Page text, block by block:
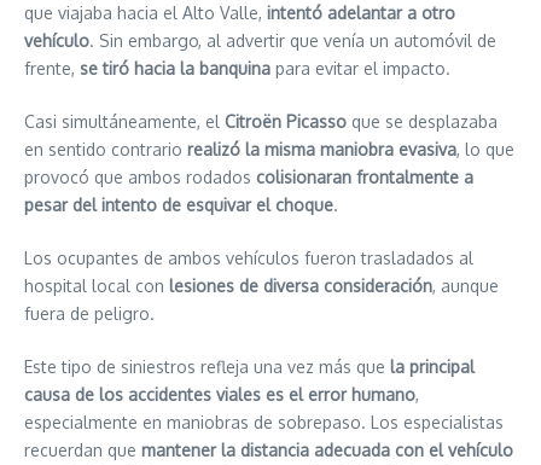
que viajaba hacia el Alto Valle, intentó adelantar a otro
vehículo. Sin embargo, al advertir que venía un automóvil de
frente, se tiró hacia la banquina para evitar el impacto.
Casi simultáneamente, el Citroën Picasso que se desplazaba
en sentido contrario realizó la misma maniobra evasiva, lo que
provocó que ambos rodados colisionaran frontalmente a
pesar del intento de esquivar el choque.
Los ocupantes de ambos vehículos fueron trasladados al
hospital local con lesiones de diversa consideración, aunque
fuera de peligro.
Este tipo de siniestros refleja una vez más que la principal
causa de los accidentes viales es el error humano,
especialmente en maniobras de sobrepaso. Los especialistas
recuerdan que mantener la distancia adecuada con el vehículo